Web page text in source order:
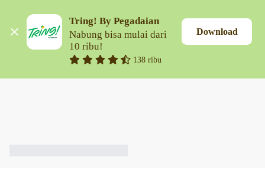
Tring! By Pegadaian
Nabung bisa mulai dari
10 ribu!
138 ribu
Download